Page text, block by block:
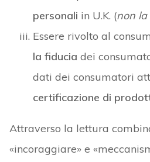
personali in U.K. (non
Essere rivolto al
la fiducia dei
dati dei consumatori
certificazione di
Attraverso la lettura
«incoraggiare» e